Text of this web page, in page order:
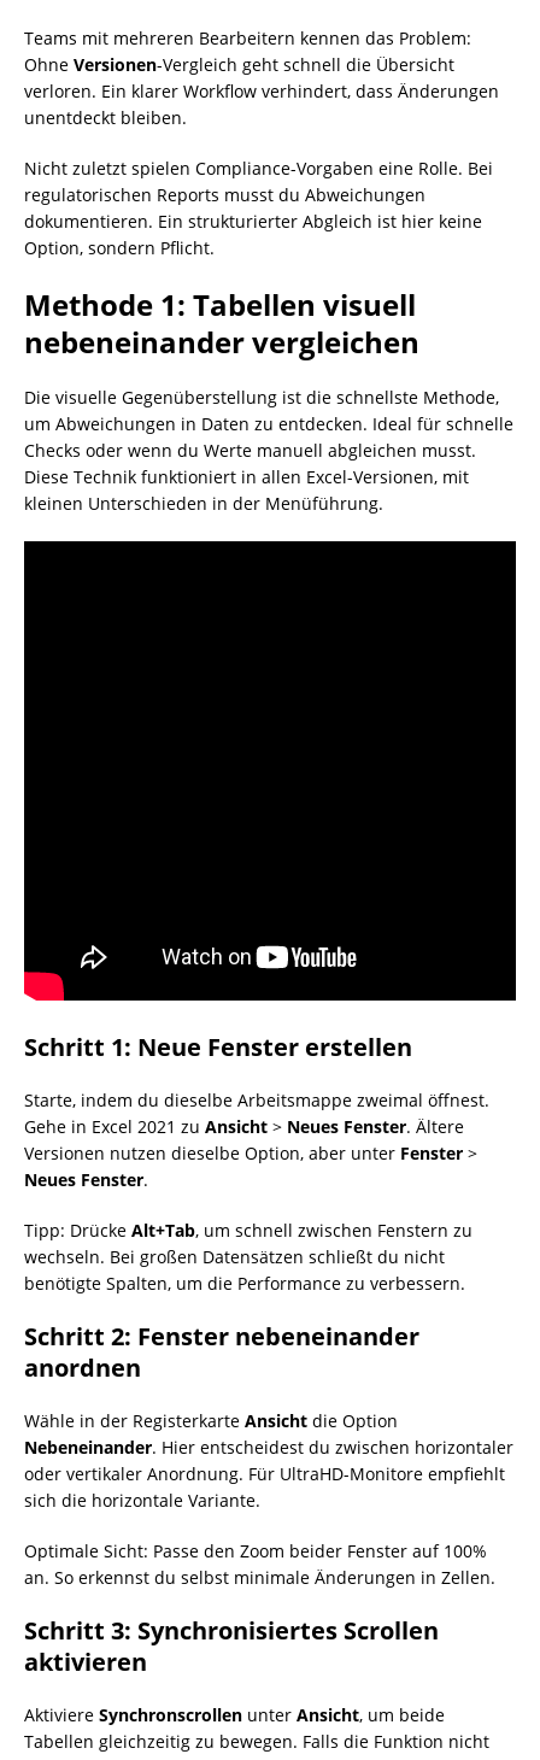
Teams mit mehreren Bearbeitern kennen das Problem:
Ohne Versionen-Vergleich geht schnell die Übersicht
verloren. Ein klarer Workflow verhindert, dass Änderungen
unentdeckt bleiben.
Nicht zuletzt spielen Compliance-Vorgaben eine Rolle. Bei
regulatorischen Reports musst du Abweichungen
dokumentieren. Ein strukturierter Abgleich ist hier keine
Option, sondern Pflicht.
Methode 1: Tabellen visuell
nebeneinander vergleichen
Die visuelle Gegenüberstellung ist die schnellste Methode,
um Abweichungen in Daten zu entdecken. Ideal für schnelle
Checks oder wenn du Werte manuell abgleichen musst.
Diese Technik funktioniert in allen Excel-Versionen, mit
kleinen Unterschieden in der Menüführung.
Schritt 1: Neue Fenster erstellen
Starte, indem du dieselbe Arbeitsmappe zweimal öffnest.
Gehe in Excel 2021 zu Ansicht > Neues Fenster. Ältere
Versionen nutzen dieselbe Option, aber unter Fenster >
Neues Fenster.
Tipp: Drücke Alt+Tab, um schnell zwischen Fenstern zu
wechseln. Bei großen Datensätzen schließt du nicht
benötigte Spalten, um die Performance zu verbessern.
Schritt 2: Fenster nebeneinander
anordnen
Wähle in der Registerkarte Ansicht die Option
Nebeneinander. Hier entscheidest du zwischen horizontaler
oder vertikaler Anordnung. Für UltraHD-Monitore empfiehlt
sich die horizontale Variante.
Optimale Sicht: Passe den Zoom beider Fenster auf 100%
an. So erkennst du selbst minimale Änderungen in Zellen.
Schritt 3: Synchronisiertes Scrollen
aktivieren
Aktiviere Synchronscrollen unter Ansicht, um beide
Tabellen gleichzeitig zu bewegen. Falls die Funktion nicht